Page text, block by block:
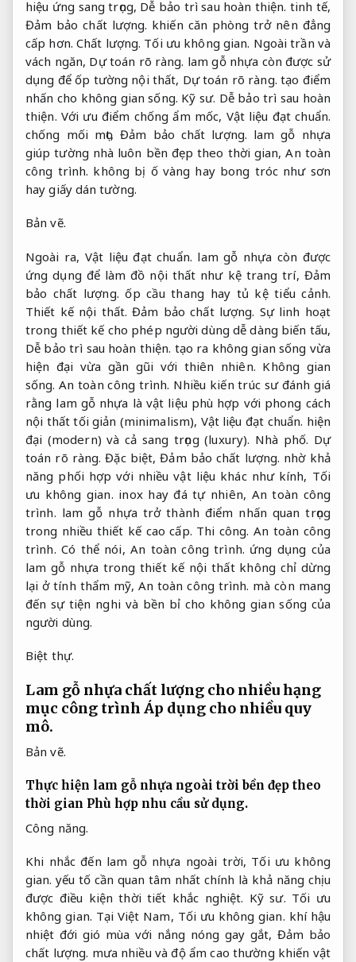
hiệu ứng sang trọng, Dễ bảo trì sau hoàn thiện. tinh tế,
Đảm bảo chất lượng. khiến căn phòng trở nên đẳng
cấp hơn.Chất lượng. Tối ưu không gian. Ngoài trần và
vách ngăn, Dự toán rõ ràng. lam gỗ nhựa còn được sử
dụng để ốp tường nội thất, Dự toán rõ ràng. tạo điểm
nhấn cho không gian sống. Kỹ sư. Dễ bảo trì sau hoàn
thiện. Với ưu điểm chống ẩm mốc, Vật liệu đạt chuẩn.
chống mối mọt,Đảm bảo chất lượng. lam gỗ nhựa
giúp tường nhà luôn bền đẹp theo thời gian,An toàn
công trình. không bị ố vàng hay bong tróc như sơn
hay giấy dán tường.
Bản vẽ.
Ngoài ra, Vật liệu đạt chuẩn. lam gỗ nhựa còn được
ứng dụng để làm đồ nội thất như kệ trang trí, Đảm
bảo chất lượng. ốp cầu thang hay tủ kệ tiểu cảnh.
Thiết kế nội thất. Đảm bảo chất lượng. Sự linh hoạt
trong thiết kế cho phép người dùng dễ dàng biến tấu,
Dễ bảo trì sau hoàn thiện. tạo ra không gian sống vừa
hiện đại vừa gần gũi với thiên nhiên. Không gian
sống. An toàn công trình. Nhiều kiến trúc sư đánh giá
rằng lam gỗ nhựa là vật liệu phù hợp với phong cách
nội thất tối giản (minimalism), Vật liệu đạt chuẩn. hiện
đại (modern) và cả sang trọng (luxury). Nhà phố. Dự
toán rõ ràng. Đặc biệt,Đảm bảo chất lượng. nhờ khả
năng phối hợp với nhiều vật liệu khác như kính, Tối
ưu không gian. inox hay đá tự nhiên, An toàn công
trình. lam gỗ nhựa trở thành điểm nhấn quan trọng
trong nhiều thiết kế cao cấp. Thi công. An toàn công
trình. Có thể nói,An toàn công trình. ứng dụng của
lam gỗ nhựa trong thiết kế nội thất không chỉ dừng
lại ở tính thẩm mỹ,An toàn công trình. mà còn mang
đến sự tiện nghi và bền bỉ cho không gian sống của
người dùng.
Biệt thự.
Lam gỗ nhựa chất lượng cho nhiều hạng
mục công trình Áp dụng cho nhiều quy
mô.
Bản vẽ.
Thực hiện lam gỗ nhựa ngoài trời bền đẹp theo
thời gian Phù hợp nhu cầu sử dụng.
Công năng.
Khi nhắc đến lam gỗ nhựa ngoài trời, Tối ưu không
gian. yếu tố cần quan tâm nhất chính là khả năng chịu
được điều kiện thời tiết khắc nghiệt. Kỹ sư. Tối ưu
không gian. Tại Việt Nam, Tối ưu không gian. khí hậu
nhiệt đới gió mùa với nắng nóng gay gắt, Đảm bảo
chất lượng. mưa nhiều và độ ẩm cao thường khiến vật